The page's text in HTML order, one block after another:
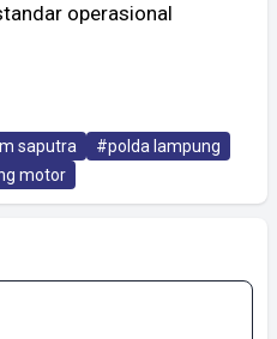
operasional
saputra
#polda lampung
motor